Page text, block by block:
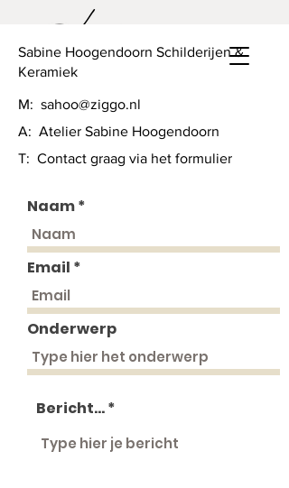
Sabine Hoogendoorn Schilderijen &
Keramiek
M: sahoo@ziggo.nl
A: Atelier Sabine Hoogendoorn
T: Contact graag via het formulier
Naam
Email
Onderwerp
Bericht...